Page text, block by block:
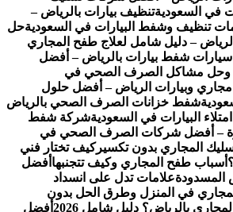
في السعوديةتنظيف بيارات بالرياض –
تنظيف وشفط البيارات في السعوديةحل
– دليل شامل لعلاج طفح المجاري
سيارات شفط بيارات بالرياض – أفضل
وحل مشاكل الصرف الصحي في
وبيارات الرياض – أفضل حلول
شفط خزانات الصرف الصحي بالرياض
البيارات في السعوديةشركة شفط
– أفضل شركات الصرف الصحي في
المجاري بدون تكسيركيف تختار فني
أسباب طفح المجاري وكيف تتجنبها أفضل
المسدودةعلامات تدل على انسداد
في المنزل وطرق الحل بدون
بالرياض؟ دليل شامل 2026
أفضل